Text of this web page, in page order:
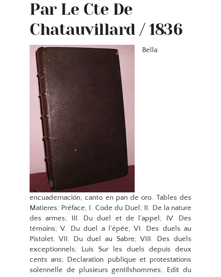
Par Le Cte De
Chatauvillard / 1836
Bella
encuadernación, canto en pan de oro. Tables des
Matieres: Préface; I. Code du Duel; II. De la nature
des armes; III. Du duel et de l´appel; IV. Des
témoins; V. Du duel a l´épée; VI. Des duels au
Pistolet; VII. Du duel au Sabre; VIII. Des duels
exceptionnels; Luis Sur les duels depuis deux
cents ans; Declaration publique et protestations
solennelle de plusieurs gentilshommes; Edit du